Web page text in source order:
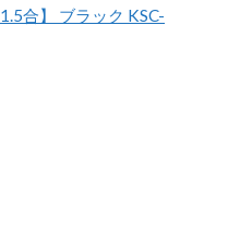
合】 ブラック KSC-